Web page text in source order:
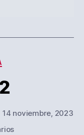
14 noviembre, 2023
en